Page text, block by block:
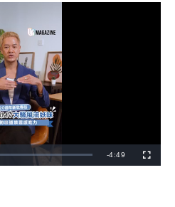
R
-4:49
u